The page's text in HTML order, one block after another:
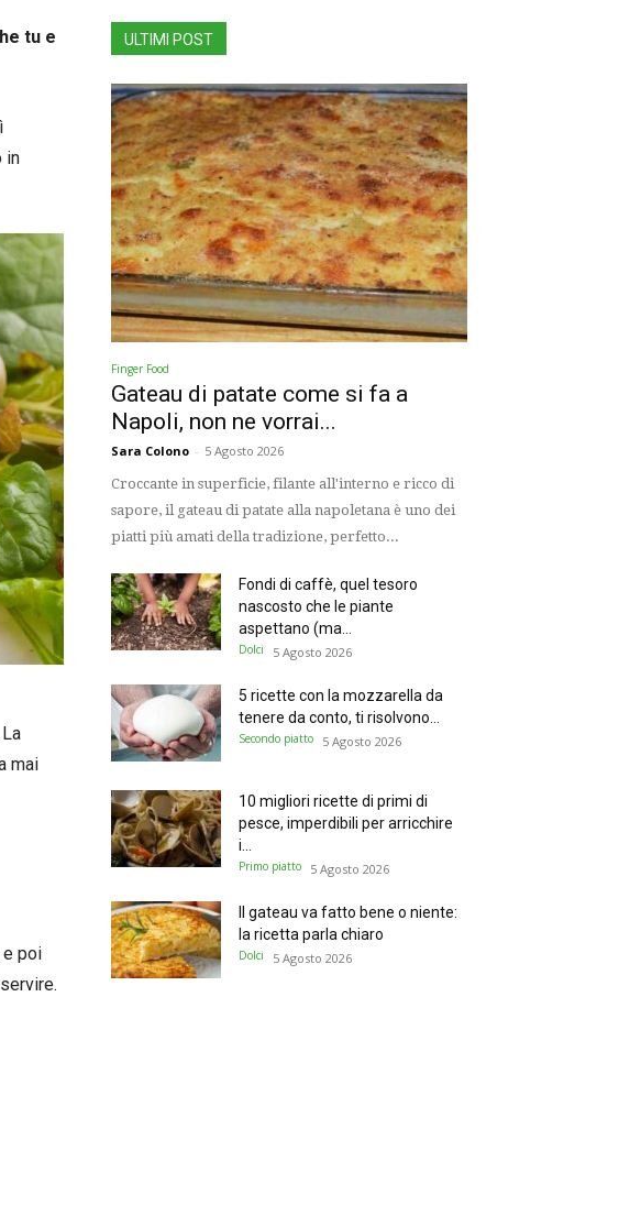
tu e
in
mai
e poi
ULTIMI POST
Finger Food
Gateau di patate come si fa a
Napoli, non ne vorrai...
Sara Colono - 5 Agosto 2026
Croccante in superficie, filante all'interno e ricco di
sapore, il gateau di patate alla napoletana è uno dei
piatti più amati della tradizione, perfetto...
Fondi di caffè, quel tesoro
nascosto che le piante
aspettano (ma...
Dolci 5 Agosto 2026
5 ricette con la mozzarella da
tenere da conto, ti risolvono...
Secondo piatto 5 Agosto 2026
10 migliori ricette di primi di
pesce, imperdibili per arricchire
i...
Primo piatto 5 Agosto 2026
Il gateau va fatto bene o niente:
la ricetta parla chiaro
Dolci 5 Agosto 2026